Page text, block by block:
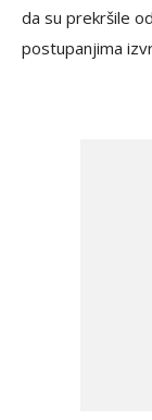
da su prekršile
postupanjima